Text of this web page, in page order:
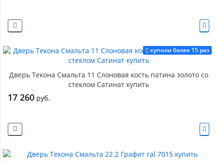
купили более 15 раз
Дверь Текона Смальта 11 Слоновая кость патина золото со
стеклом Сатинат купить
17 260 руб.